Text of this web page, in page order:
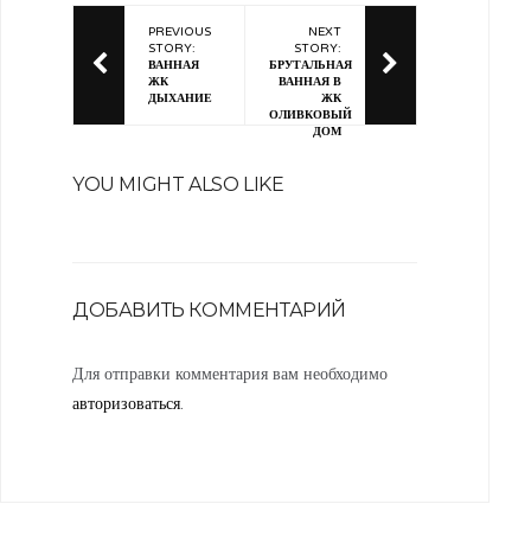
PREVIOUS
STORY:
ВАННАЯ
ЖК
ДЫХАНИЕ
NEXT
STORY:
БРУТАЛЬНАЯ
ВАННАЯ В
ЖК
ОЛИВКОВЫЙ
ДОМ
YOU MIGHT ALSO LIKE
ДОБАВИТЬ КОММЕНТАРИЙ
Для отправки комментария вам необходимо
авторизоваться.